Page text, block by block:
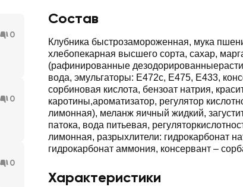
Состав
Клубника быстрозамороженная, мука
хлебопекарная высшего сорта, сахар,
(рафинированные
вода, эмульгаторы: Е472с, Е475, Е433,
сорбиновая кислота, бензоат натрия,
каротины,ароматизатор, регулятор
лимонная), меланж яичный жидкий,
патока, вода питьевая,
лимонная, разрыхлители: гидрокарбонат
гидрокарбонат аммония, консервант –
Характеристики
0
0
0